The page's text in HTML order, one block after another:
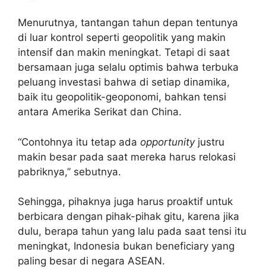
Menurutnya, tantangan tahun depan tentunya
di luar kontrol seperti geopolitik yang makin
intensif dan makin meningkat. Tetapi di saat
bersamaan juga selalu optimis bahwa terbuka
peluang investasi bahwa di setiap dinamika,
baik itu geopolitik-geoponomi, bahkan tensi
antara Amerika Serikat dan China.
“Contohnya itu tetap ada opportunityjustru
makin besar pada saat mereka harus relokasi
pabriknya,” sebutnya.
Sehingga, pihaknya juga harus proaktif untuk
berbicara dengan pihak-pihak gitu, karena jika
dulu, berapa tahun yang lalu pada saat tensi itu
meningkat, Indonesia bukan beneficiary yang
paling besar di negara ASEAN.